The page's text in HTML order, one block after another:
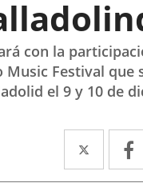
con la
Festival que
el 9 y 10 de
Twitter
Enlace
a
a